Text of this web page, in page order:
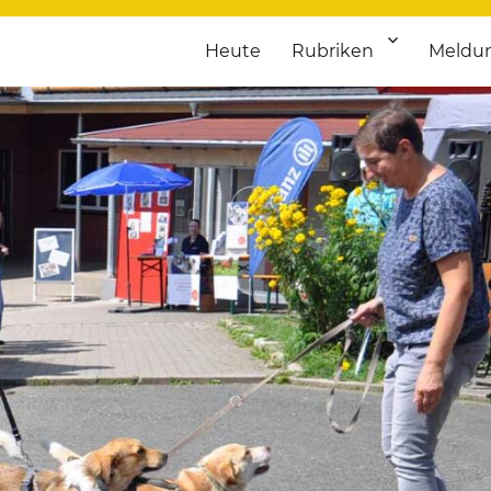
für
Heute Rubriken